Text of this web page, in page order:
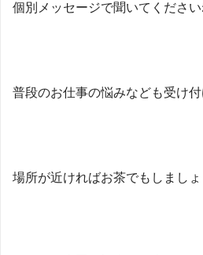
個別メッセージで聞いてください
普段のお仕事の悩みなども受け付
場所が近ければお茶でもしましょ